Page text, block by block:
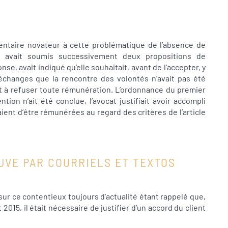
novateur à cette problématique de l’absence de
avait soumis successivement deux propositions de
avait indiqué qu’elle souhaitait, avant de l’accepter, y
que la rencontre des volontés n’avait pas été
refuser toute rémunération. L’ordonnance du premier
n’ait été conclue, l’avocat justifiait avoir accompli
d’être rémunérées au regard des critères de l’article
PAR COURRIELS ET TEXTOS
ce contentieux toujours d’actualité étant rappelé que,
il était nécessaire de justifier d’un accord du client